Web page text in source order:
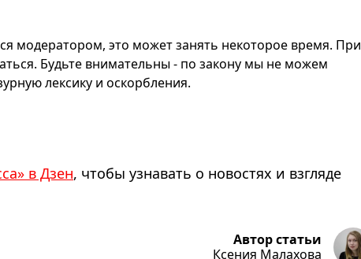
модератором, это может занять некоторое время. При
Будьте внимательны - по закону мы не можем
лексику и оскорбления.
в Дзен, чтобы узнавать о новостях и взгляде
Автор статьи
Ксения Малахова